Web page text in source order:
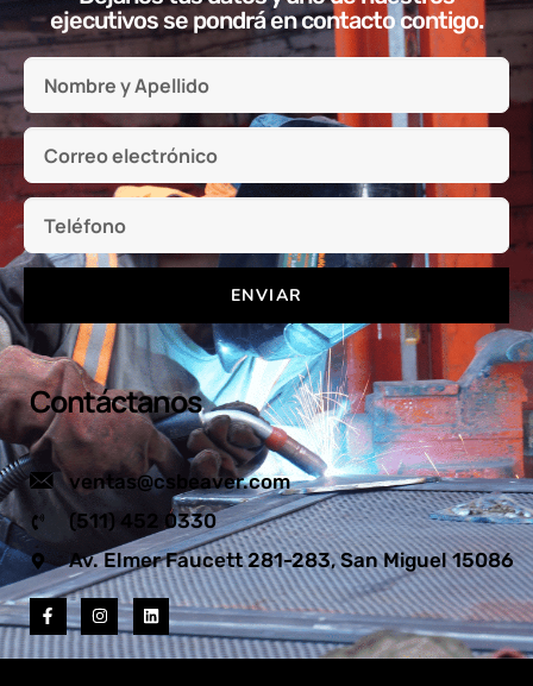
Contáctanos
ventas@csbeaver.com
(511) 452 0330
Av. Elmer Faucett 281-283, San Miguel 15086
ejecutivos se pondrá en contacto contigo.
ENVIAR